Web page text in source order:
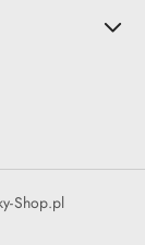
Shop.pl